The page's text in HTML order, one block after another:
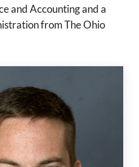
and Accounting and a
from The Ohio